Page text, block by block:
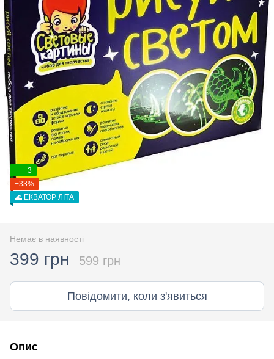
3
−33%
🌊 ЕКВАТОР ЛІТА
Немає в наявності
399 грн 599 грн
Повідомити, коли з'явиться
Опис